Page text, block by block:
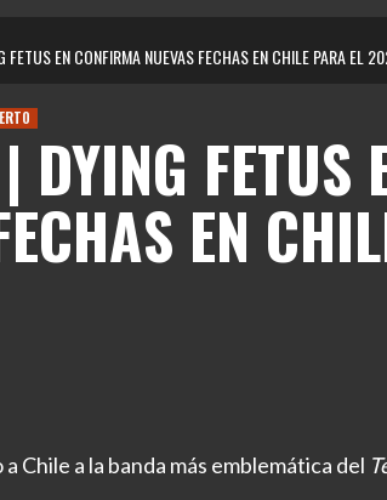
FETUS EN CONFIRMA NUEVAS FECHAS EN CHILE PARA EL
DYING FETUS
EN
Chile a la banda más emblemática del